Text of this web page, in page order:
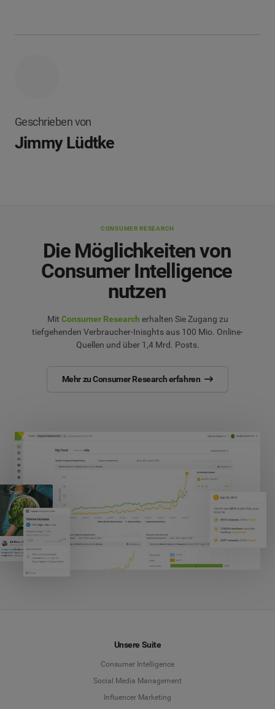
Geschrieben von
Jimmy Lüdtke
CONSUMER RESEARCH
Die Möglichkeiten von
Consumer Intelligence
nutzen
Mit Consumer Research erhalten Sie Zugang zu
tiefgehenden Verbraucher-Inisghts aus 100 Mio. Online-
Quellen und über 1,4 Mrd. Posts.
Mehr zu Consumer Research erfahren
Unsere Suite
Consumer Intelligence
Social Media Management
Influencer Marketing